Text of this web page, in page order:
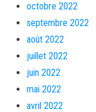
octobre 2022
septembre 2022
août 2022
juillet 2022
juin 2022
mai 2022
avril 2022